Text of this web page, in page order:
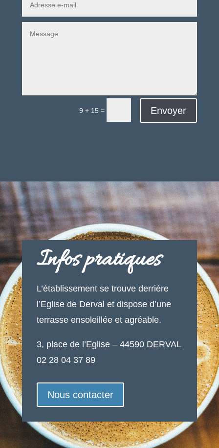
9 + 15 = Envoyer
Infos pratiques
L’établissement se trouve derrière
l’Eglise de Derval et dispose d’une
terrasse ensoleillée et agréable.
3, place de l’Eglise – 44590 DERVAL
02 28 04 37 89
Nous contacter